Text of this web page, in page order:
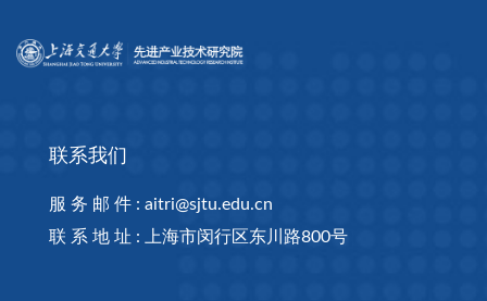
联系我们
服 务 邮 件 : aitri@sjtu.edu.cn
联 系 地 址 : 上海市闵行区东川路800号